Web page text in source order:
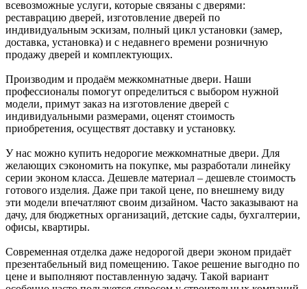
всевозможные услуги, которые связаны с дверями:
реставрацию дверей, изготовление дверей по
индивидуальным эскизам, полный цикл установки (замер,
доставка, установка) и с недавнего времени розничную
продажу дверей и комплектующих.
Производим и продаём межкомнатные двери. Наши
профессионалы помогут определиться с выбором нужной
модели, примут заказ на изготовление дверей с
индивидуальными размерами, оценят стоимость
приобретения, осуществят доставку и установку.
У нас можно купить недорогие межкомнатные двери. Для
желающих сэкономить на покупке, мы разработали линейку
серии эконом класса. Дешевле материал – дешевле стоимость
готового изделия. Даже при такой цене, по внешнему виду
эти модели впечатляют своим дизайном. Часто заказывают на
дачу, для бюджетных организаций, детские сады, бухгалтерии,
офисы, квартиры.
Современная отделка даже недорогой двери эконом придаёт
презентабельный вид помещению. Такое решение выгодно по
цене и выполняют поставленную задачу. Такой вариант